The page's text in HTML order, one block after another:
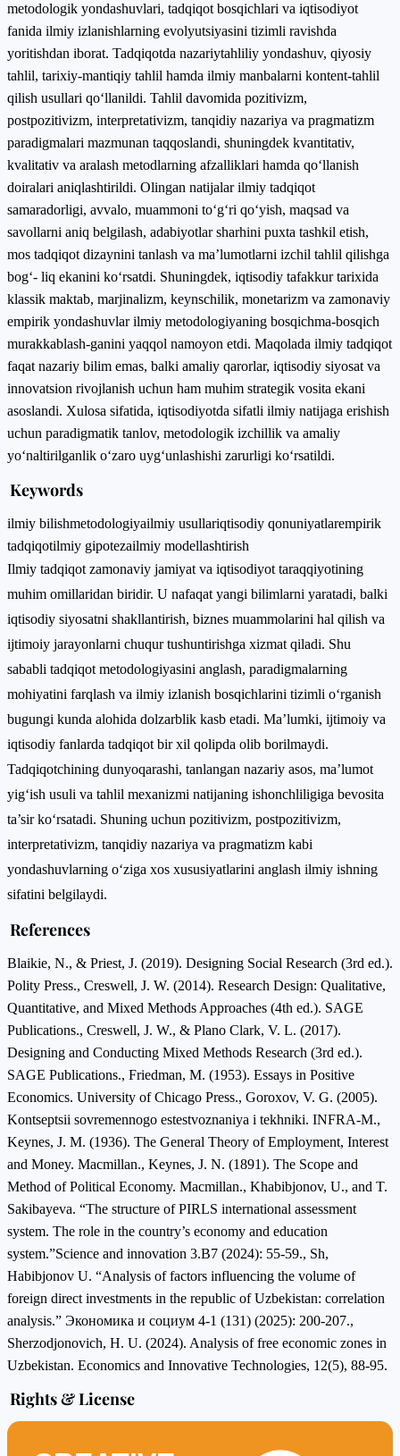
metodologik yondashuvlari, tadqiqot bosqichlari va iqtisodiyot
fanida ilmiy izlanishlarning evolyutsiyasini tizimli ravishda
yoritishdan iborat. Tadqiqotda nazariytahliliy yondashuv, qiyosiy
tahlil, tarixiy-mantiqiy tahlil hamda ilmiy manbalarni kontent-tahlil
qilish usullari qo‘llanildi. Tahlil davomida pozitivizm,
postpozitivizm, interpretativizm, tanqidiy nazariya va pragmatizm
paradigmalari mazmunan taqqoslandi, shuningdek kvantitativ,
kvalitativ va aralash metodlarning afzalliklari hamda qo‘llanish
doiralari aniqlashtirildi. Olingan natijalar ilmiy tadqiqot
samaradorligi, avvalo, muammoni to‘g‘ri qo‘yish, maqsad va
savollarni aniq belgilash, adabiyotlar sharhini puxta tashkil etish,
mos tadqiqot dizaynini tanlash va ma’lumotlarni izchil tahlil qilishga
bog‘- liq ekanini ko‘rsatdi. Shuningdek, iqtisodiy tafakkur tarixida
klassik maktab, marjinalizm, keynschilik, monetarizm va zamonaviy
empirik yondashuvlar ilmiy metodologiyaning bosqichma-bosqich
murakkablash-ganini yaqqol namoyon etdi. Maqolada ilmiy tadqiqot
faqat nazariy bilim emas, balki amaliy qarorlar, iqtisodiy siyosat va
innovatsion rivojlanish uchun ham muhim strategik vosita ekani
asoslandi. Xulosa sifatida, iqtisodiyotda sifatli ilmiy natijaga erishish
uchun paradigmatik tanlov, metodologik izchillik va amaliy
yo‘naltirilganlik o‘zaro uyg‘unlashishi zarurligi ko‘rsatildi.
Keywords
ilmiy bilishmetodologiyailmiy usullariqtisodiy qonuniyatlarempirik
tadqiqotilmiy gipotezailmiy modellashtirish
Ilmiy tadqiqot zamonaviy jamiyat va iqtisodiyot taraqqiyotining
muhim omillaridan biridir. U nafaqat yangi bilimlarni yaratadi, balki
iqtisodiy siyosatni shakllantirish, biznes muammolarini hal qilish va
ijtimoiy jarayonlarni chuqur tushuntirishga xizmat qiladi. Shu
sababli tadqiqot metodologiyasini anglash, paradigmalarning
mohiyatini farqlash va ilmiy izlanish bosqichlarini tizimli o‘rganish
bugungi kunda alohida dolzarblik kasb etadi. Ma’lumki, ijtimoiy va
iqtisodiy fanlarda tadqiqot bir xil qolipda olib borilmaydi.
Tadqiqotchining dunyoqarashi, tanlangan nazariy asos, ma’lumot
yig‘ish usuli va tahlil mexanizmi natijaning ishonchliligiga bevosita
ta’sir ko‘rsatadi. Shuning uchun pozitivizm, postpozitivizm,
interpretativizm, tanqidiy nazariya va pragmatizm kabi
yondashuvlarning o‘ziga xos xususiyatlarini anglash ilmiy ishning
sifatini belgilaydi.
References
Blaikie, N., & Priest, J. (2019). Designing Social Research (3rd ed.).
Polity Press., Creswell, J. W. (2014). Research Design: Qualitative,
Quantitative, and Mixed Methods Approaches (4th ed.). SAGE
Publications., Creswell, J. W., & Plano Clark, V. L. (2017).
Designing and Conducting Mixed Methods Research (3rd ed.).
SAGE Publications., Friedman, M. (1953). Essays in Positive
Economics. University of Chicago Press., Goroxov, V. G. (2005).
Kontseptsii sovremennogo estestvoznaniya i tekhniki. INFRA-M.,
Keynes, J. M. (1936). The General Theory of Employment, Interest
and Money. Macmillan., Keynes, J. N. (1891). The Scope and
Method of Political Economy. Macmillan., Khabibjonov, U., and T.
Sakibayeva. “The structure of PIRLS international assessment
system. The role in the country’s economy and education
system.”Science and innovation 3.B7 (2024): 55-59., Sh,
Habibjonov U. “Analysis of factors influencing the volume of
foreign direct investments in the republic of Uzbekistan: correlation
analysis.” Экономика и социум 4-1 (131) (2025): 200-207.,
Sherzodjonovich, H. U. (2024). Analysis of free economic zones in
Uzbekistan. Economics and Innovative Technologies, 12(5), 88-95.
Rights & License